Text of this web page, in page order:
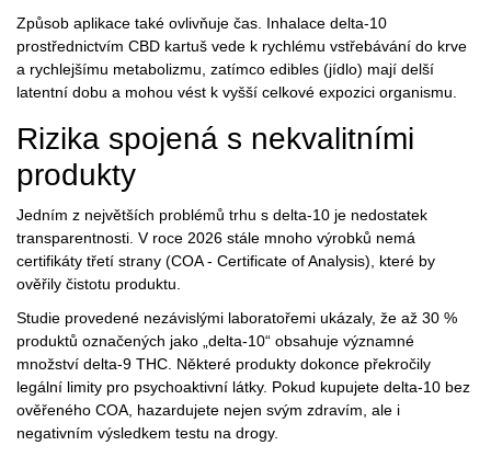
Způsob aplikace také ovlivňuje čas. Inhalace delta-10
prostřednictvím CBD kartuš vede k rychlému vstřebávání do krve
a rychlejšímu metabolizmu, zatímco edibles (jídlo) mají delší
latentní dobu a mohou vést k vyšší celkové expozici organismu.
Rizika spojená s nekvalitními
produkty
Jedním z největších problémů trhu s delta-10 je nedostatek
transparentnosti. V roce 2026 stále mnoho výrobků nemá
certifikáty třetí strany (COA - Certificate of Analysis), které by
ověřily čistotu produktu.
Studie provedené nezávislými laboratořemi ukázaly, že až 30 %
produktů označených jako „delta-10“ obsahuje významné
množství delta-9 THC. Některé produkty dokonce překročily
legální limity pro psychoaktivní látky. Pokud kupujete delta-10 bez
ověřeného COA, hazardujete nejen svým zdravím, ale i
negativním výsledkem testu na drogy.